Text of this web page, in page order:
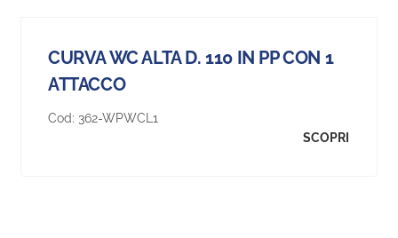
CURVA WC ALTA D. 110 IN PP CON 1
ATTACCO
Cod: 362-WPWCL1
SCOPRI